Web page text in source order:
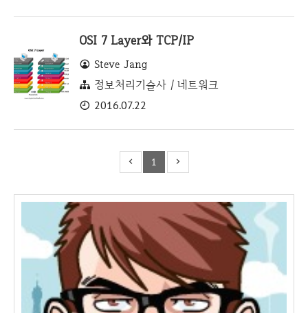
OSI 7 Layer와 TCP/IP
Steve Jang
정보처리기술사 / 네트워크
2016.07.22
1